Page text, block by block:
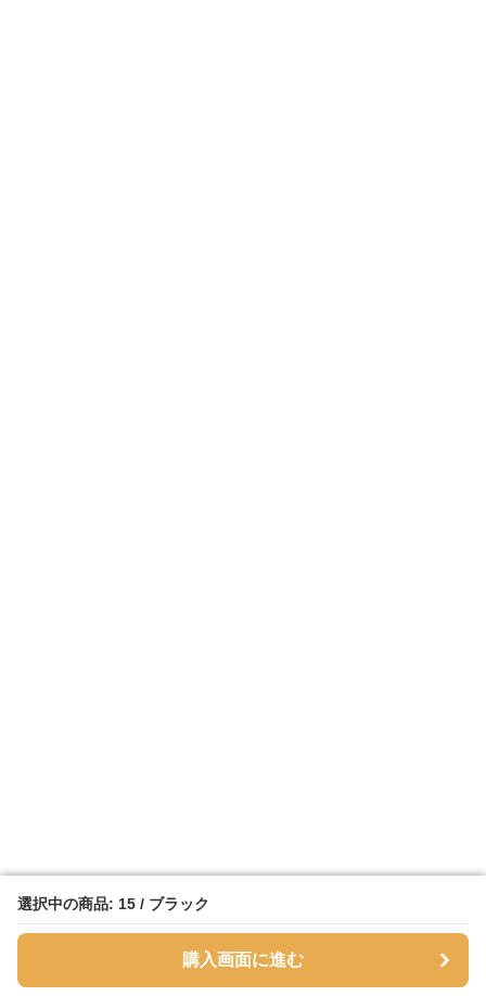
選択中の商品: 15 / ブラック
購入画面に進む
選択中の商品: 15 / ブラック
購入画面に進む